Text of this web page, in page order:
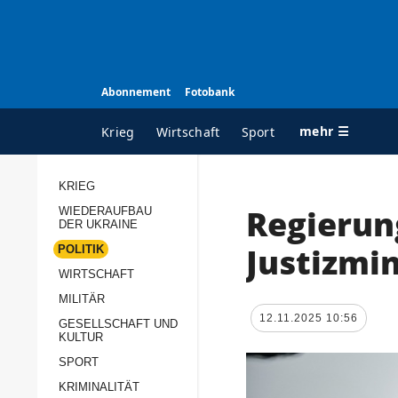
Abonnement Fotobank
Krieg Wirtschaft Sport mehr ☰
ALLE RUBRIKEN
Wiederaufbau der
Politik
Militär
KRIEG
WIEDERAUFBAU
DER UKRAINE
POLITIK
WIRTSCHAFT
MILITÄR
GESELLSCHAFT UND
KULTUR
SPORT
KRIMINALITÄT
12.11.2025 10:56